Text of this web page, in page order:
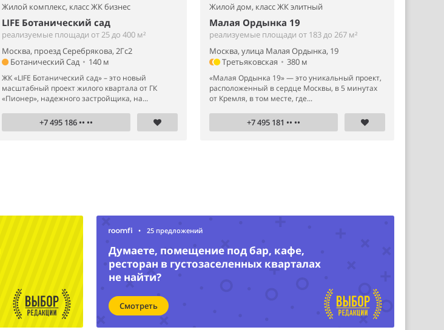
Жилой комплекс, класс ЖК бизнес
LIFE Ботанический сад
реализуемые площади от 25 до 400 м²
Москва, проезд Серебрякова, 2Гс2
Ботанический Сад • 140 м
ЖК «LIFE Ботанический сад» – это новый
масштабный проект жилого квартала от ГК
«Пионер», надежного застройщика, на...
+7 495 186 •• ••
Жилой дом, класс ЖК элитный
Малая Ордынка 19
реализуемые площади от 183 до 267 м²
Москва, улица Малая Ордынка, 19
Третьяковская • 380 м
«Малая Ордынка 19» — это уникальный проект,
расположенный в сердце Москвы, в 5 минутах
от Кремля, в том месте, где...
+7 495 181 •• ••
• 25 предложений
Думаете, помещение под бар, кафе,
ресторан в густозаселенных кварталах
не найти?
Смотреть